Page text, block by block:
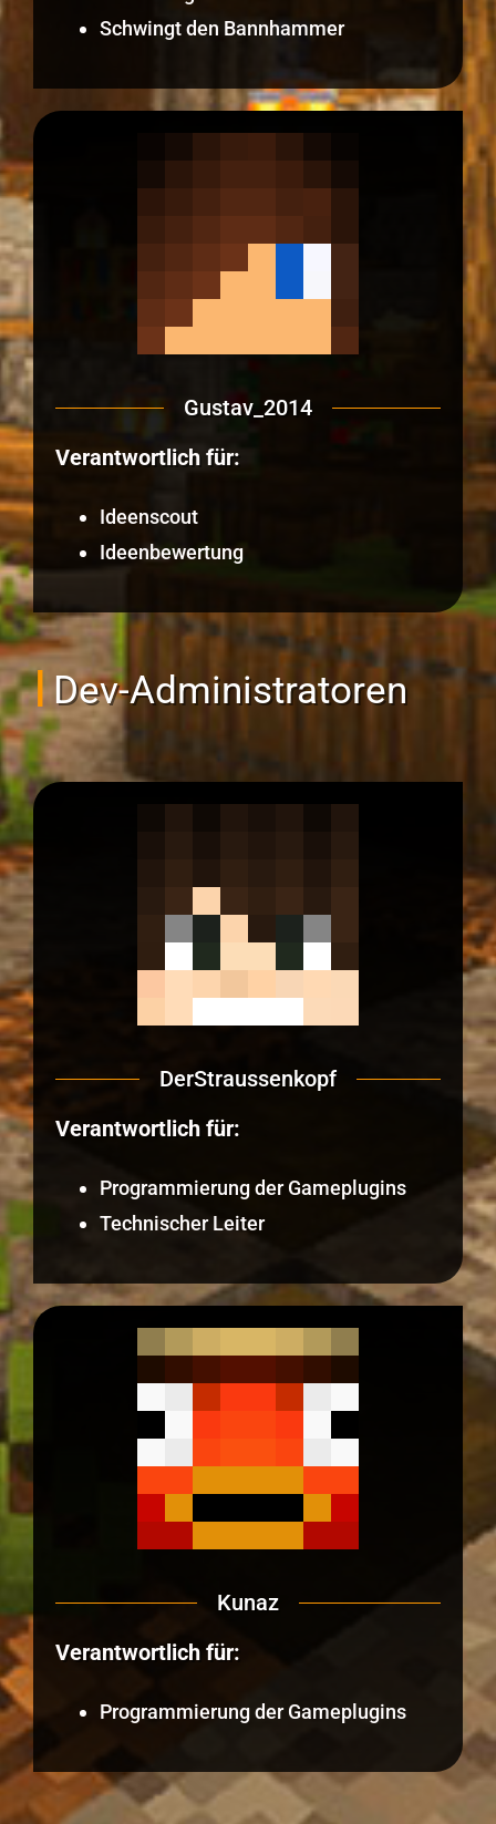
Schwingt den Bannhammer
Gustav_2014
Verantwortlich für:
Ideenscout
Ideenbewertung
Dev-Administratoren
DerStraussenkopf
Verantwortlich für:
Programmierung der Gameplugins
Technischer Leiter
Kunaz
Verantwortlich für:
Programmierung der Gameplugins